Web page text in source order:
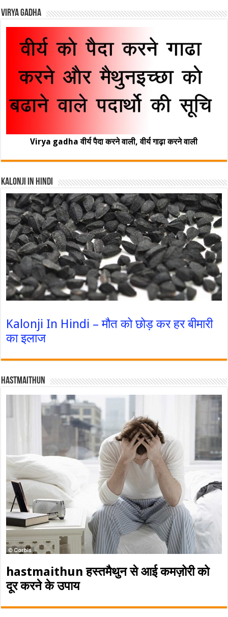
Virya Gadha
Virya gadha वीर्य पैदा करने वाली, वीर्य गाढ़ा करने वाली
Kalonji In Hindi
Kalonji In Hindi – मौत को छोड़ कर हर बीमारी
का इलाज
Hastmaithun
hastmaithun हस्तमैथुन से आई कमज़ोरी को
दूर करने के उपाय